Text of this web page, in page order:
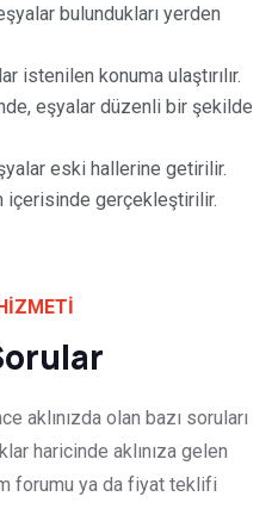
bulundukları yerden
istenilen konuma ulaştırılır.
eşyalar düzenli bir şekilde
eski hallerine getirilir.
içerisinde gerçekleştirilir.
aklınızda olan bazı soruları
haricinde aklınıza gelen
forumu ya da fiyat teklifi